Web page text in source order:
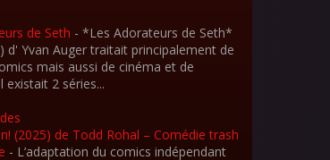
de Seth - *Les Adorateurs de Seth*
d' Yvan Auger traitait principalement de
mais aussi de cinéma et de
existait 2 séries...
(2025) de Todd Rohal – Comédie trash
- L’adaptation du comics indépendant